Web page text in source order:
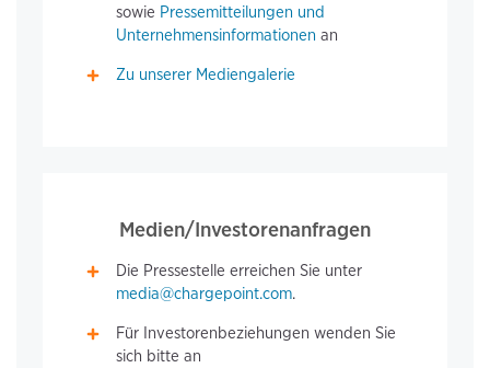
sowie Pressemitteilungen und
Unternehmensinformationen an
Zu unserer Mediengalerie
Medien/Investorenanfragen
Die Pressestelle erreichen Sie unter
media@chargepoint.com.
Für Investorenbeziehungen wenden Sie
sich bitte an